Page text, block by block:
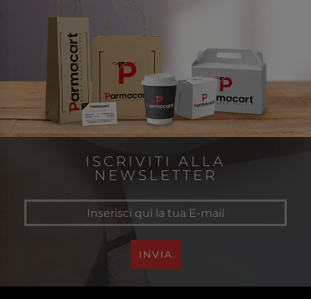
ISCRIVITI ALLA
NEWSLETTER
INVIA